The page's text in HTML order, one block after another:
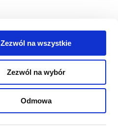
Zezwól na wszystkie
Zezwól na wybór
Odmowa